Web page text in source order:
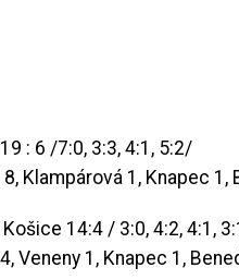
: 6 /7:0, 3:3, 4:1, 5:2/
Klampárová 1, Knapec 1,
14:4 / 3:0, 4:2, 4:1,
Veneny 1, Knapec 1,